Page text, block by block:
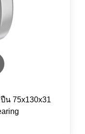
น 75x130x31